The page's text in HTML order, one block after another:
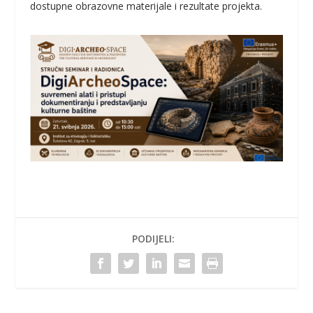
dostupne obrazovne materijale i rezultate projekta.
PODIJELI: